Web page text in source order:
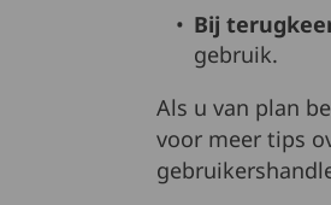
Bij
gebruik.
Als u van plan
voor meer tips